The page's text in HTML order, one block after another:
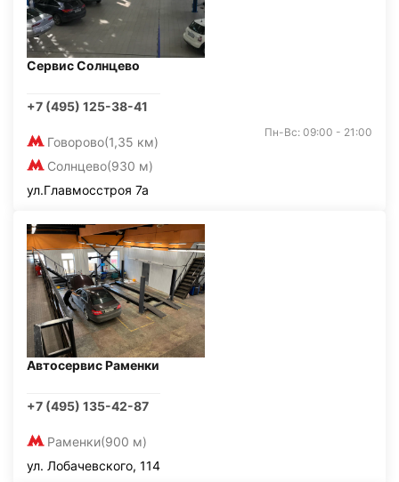
Сервис Солнцево
+7 (495) 125-38-41
Говорово(1,35 км)
Солнцево(930 м)
Пн-Вс: 09:00 - 21:00
ул.Главмосстроя 7а
Автосервис Раменки
+7 (495) 135-42-87
Раменки(900 м)
ул. Лобачевского, 114